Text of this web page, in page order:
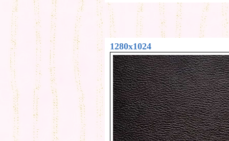
1280x1024